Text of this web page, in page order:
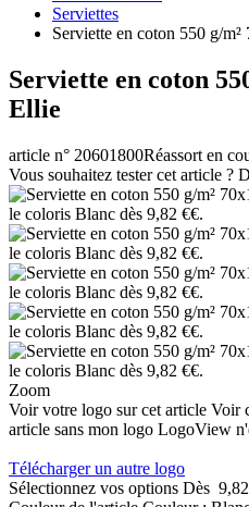
Serviettes
Serviette en coton 550 g/
Serviette en coton
Ellie
article n° 20601800Réassort en
Vous souhaitez tester cet article ?
Zoom
Voir votre logo sur cet article Voir
article sans mon logo LogoView
Télécharger un autre logo
Sélectionnez vos options Dès